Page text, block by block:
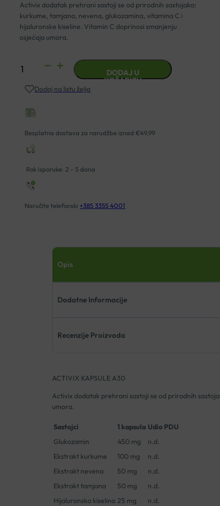
Activix dodatak prehrani sastoji se od prirodnih sastojaka:
kurkume, tamjana, nevena, glukozamina, vitamina C i
hijaluronske kiseline. Vitamin C doprinosi smanjenju
osjećaja umora.
ACTIVIX
A30
DODAJ U
KOŠARICU
Dodaj na listu želja
Besplatna dostava za narudžbe iznad €49,99
Rok isporuke: 2 – 5 dana
Naručite telefonski +385 3355 4001
Opis
Dodatne Informacije
Recenzije Proizvoda
ACTIVIX KAPSULE A30
Activix dodatak prehrani sastoji se od prirodnih
umora.
Sastojci 1 kapsula Udio PDU
Glukozamin
450 mg
n.d.
Ekstrakt kurkume
100 mg
n.d.
Ekstrakt nevena
50 mg
n.d.
Ekstrakt tamjana
50 mg
n.d.
Hijaluronska kiselina 25 mg
n.d.